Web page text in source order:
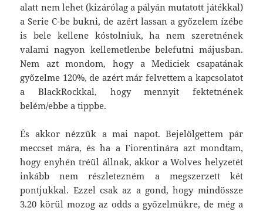
alatt nem lehet (kizárólag a pályán mutatott játékkal)
a Serie C-be bukni, de azért lassan a győzelem ízébe
is bele kellene kóstolniuk, ha nem szeretnének
valami nagyon kellemetlenbe belefutni májusban.
Nem azt mondom, hogy a Mediciek csapatának
győzelme 120%, de azért már felvettem a kapcsolatot
a BlackRockkal, hogy mennyit fektetnének
belém/ebbe a tippbe.
És akkor nézzük a mai napot. Bejelölgettem pár
meccset mára, és ha a Fiorentinára azt mondtam,
hogy enyhén tréül állnak, akkor a Wolves helyzetét
inkább nem részletezném a megszerzett két
pontjukkal. Ezzel csak az a gond, hogy mindössze
3.20 körül mozog az odds a győzelmükre, de még a